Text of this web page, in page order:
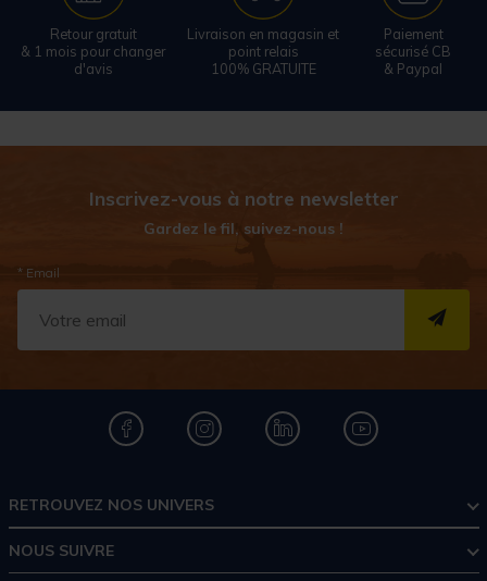
Retour gratuit
& 1 mois pour changer
d'avis
Livraison en magasin et
point relais
100% GRATUITE
Paiement
sécurisé CB
& Paypal
Inscrivez-vous à notre newsletter
Gardez le fil, suivez-nous !
* Email
RETROUVEZ NOS UNIVERS
NOUS SUIVRE